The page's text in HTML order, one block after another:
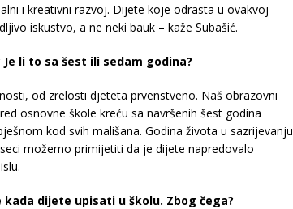
i kreativni razvoj. Dijete koje odrasta u ovakvoj
iskustvo, a ne neki bauk – kaže Subašić.
li to sa šest ili sedam godina?
od zrelosti djeteta prvenstveno. Naš obrazovni
osnovne škole kreću sa navršenih šest godina
kod svih mališana. Godina života u sazrijevanju
možemo primijetiti da je dijete napredovalo
dijete upisati u školu. Zbog čega?